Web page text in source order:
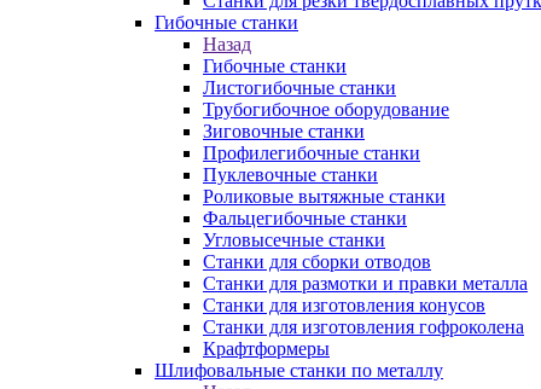
Гибочные станки
Назад
Гибочные станки
Листогибочные станки
Трубогибочное оборудование
Зиговочные станки
Профилегибочные станки
Пуклевочные станки
Роликовые вытяжные станки
Фальцегибочные станки
Угловысечные станки
Станки для сборки отводов
Станки для размотки и правки металла
Станки для изготовления конусов
Станки для изготовления гофроколена
Крафтформеры
Шлифовальные станки по металлу